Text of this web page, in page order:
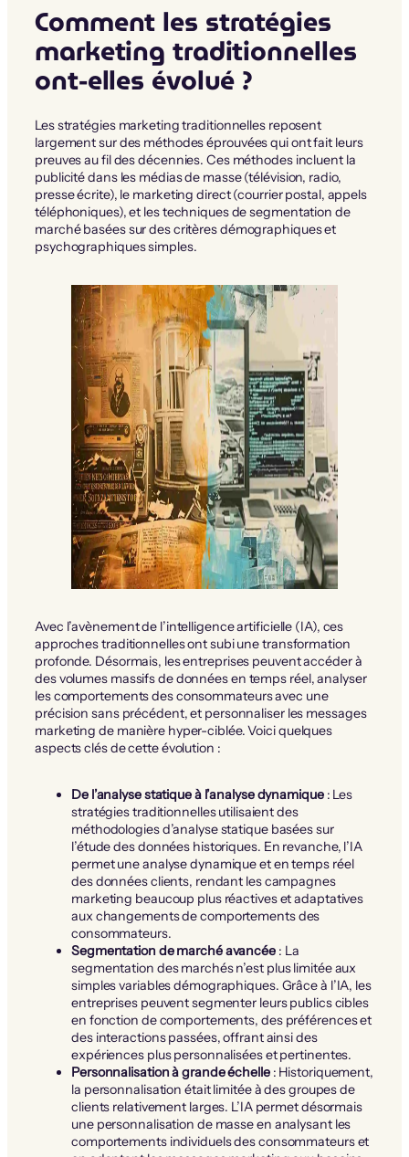
Comment les stratégies
marketing traditionnelles
ont-elles évolué ?
Les stratégies marketing traditionnelles reposent
largement sur des méthodes éprouvées qui ont fait leurs
preuves au fil des décennies. Ces méthodes incluent la
publicité dans les médias de masse (télévision, radio,
presse écrite), le marketing direct (courrier postal, appels
téléphoniques), et les techniques de segmentation de
marché basées sur des critères démographiques et
psychographiques simples.
Avec l’avènement de l’intelligence artificielle (IA), ces
approches traditionnelles ont subi une transformation
profonde. Désormais, les entreprises peuvent accéder à
des volumes massifs de données en temps réel, analyser
les comportements des consommateurs avec une
précision sans précédent, et personnaliser les messages
marketing de manière hyper-ciblée. Voici quelques
aspects clés de cette évolution :
De l’analyse statique à l’analyse dynamique: Les
stratégies traditionnelles utilisaient des
méthodologies d’analyse statique basées sur
l’étude des données historiques. En revanche, l’IA
permet une analyse dynamique et en temps réel
des données clients, rendant les campagnes
marketing beaucoup plus réactives et adaptatives
aux changements de comportements des
consommateurs.
Segmentation de marché avancée : La
segmentation des marchés n’est plus limitée aux
simples variables démographiques. Grâce à l’IA, les
entreprises peuvent segmenter leurs publics cibles
en fonction de comportements, des préférences et
des interactions passées, offrant ainsi des
expériences plus personnalisées et pertinentes.
Personnalisation à grande échelle: Historiquement,
la personnalisation était limitée à des groupes de
clients relativement larges. L’IA permet désormais
une personnalisation de masse en analysant les
comportements individuels des consommateurs et